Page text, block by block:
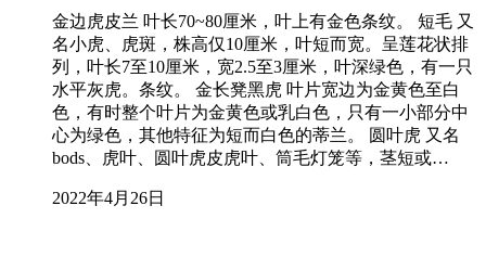
金边虎皮兰 叶长70~80厘米，叶上有金色条纹。 短毛 又
名小虎、虎斑，株高仅10厘米，叶短而宽。呈莲花状排
列，叶长7至10厘米，宽2.5至3厘米，叶深绿色，有一只
水平灰虎。条纹。 金长凳黑虎 叶片宽边为金黄色至白
色，有时整个叶片为金黄色或乳白色，只有一小部分中
心为绿色，其他特征为短而白色的蒂兰。 圆叶虎 又名
bods、虎叶、圆叶虎皮虎叶、筒毛灯笼等，茎短或…
2022年4月26日